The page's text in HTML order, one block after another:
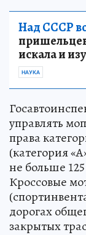
Над СССР
искала и
НАУКА
управлять
права
(категория
не больше
Кроссовые
дорогах
закрытых